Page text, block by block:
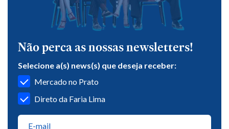
Não perca as nossas newsletters!
Selecione a(s) news(s) que deseja receber:
Mercado no Prato
Direto da Faria Lima